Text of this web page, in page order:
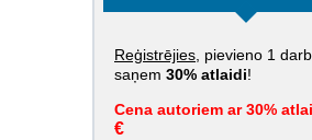
Reģistrējies , pievieno 1
saņem 30% atlaidi!
Cena autoriem ar 30%
€